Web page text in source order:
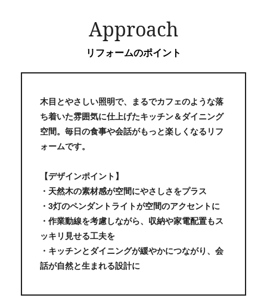
Approach
リフォームのポイント
木目とやさしい照明で、まるでカフェのような落
ち着いた雰囲気に仕上げたキッチン＆ダイニング
空間。毎日の食事や会話がもっと楽しくなるリフ
ォームです。
【デザインポイント】
・天然木の素材感が空間にやさしさをプラス
・3灯のペンダントライトが空間のアクセントに
・作業動線を考慮しながら、収納や家電配置もス
ッキリ見せる工夫を
・キッチンとダイニングが緩やかにつながり、会
話が自然と生まれる設計に